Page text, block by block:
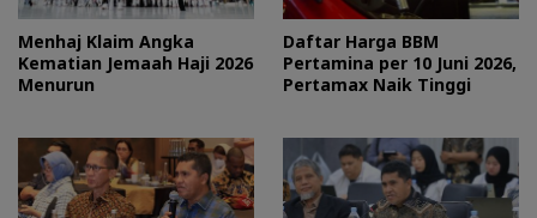
Menhaj Klaim Angka
Kematian Jemaah Haji 2026
Menurun
Daftar Harga BBM
Pertamina per 10 Juni 2026,
Pertamax Naik Tinggi